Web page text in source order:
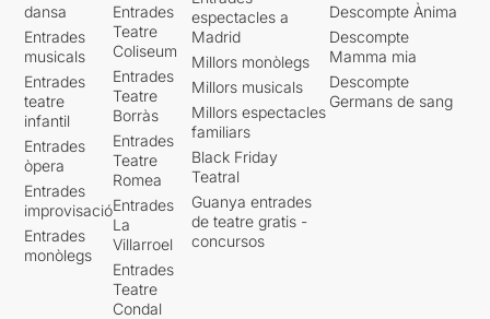
dansa
Entrades
musicals
Entrades
teatre
infantil
Entrades
òpera
Entrades
improvisació
Entrades
monòlegs
Entrades
Teatre
Coliseum
Entrades
Teatre
Borràs
Entrades
Teatre
Romea
Entrades
La
Villarroel
Entrades
Teatre
Condal
espectacles a
Madrid
Millors monòlegs
Millors musicals
Millors espectacles
familiars
Black Friday
Teatral
Guanya entrades
de teatre gratis -
concursos
Descompte Ànima
Descompte
Mamma mia
Descompte
Germans de sang